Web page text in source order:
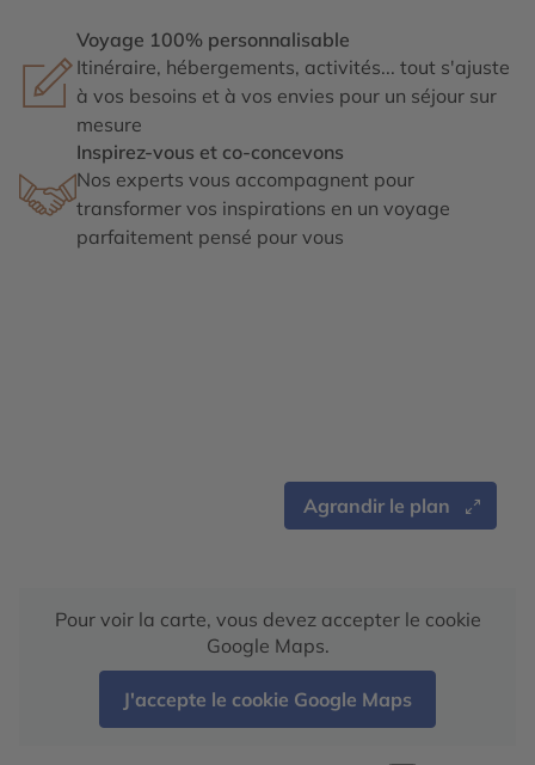
Voyage 100% personnalisable
Itinéraire, hébergements, activités... tout s'ajuste
à vos besoins et à vos envies pour un séjour sur
mesure
Inspirez-vous et co-concevons
Nos experts vous accompagnent pour
transformer vos inspirations en un voyage
parfaitement pensé pour vous
Agrandir le plan
Pour voir la carte, vous devez accepter le cookie
Google Maps.
J'accepte le cookie Google Maps